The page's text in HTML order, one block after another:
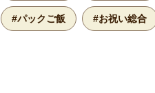
#パックご飯 #お祝い総合